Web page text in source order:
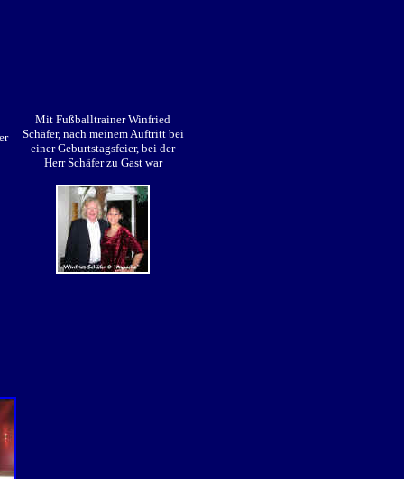
Mit Fußballtrainer Winfried
Schäfer, nach meinem Auftritt bei
einer Geburtstagsfeier, bei der
Herr Schäfer zu Gast war